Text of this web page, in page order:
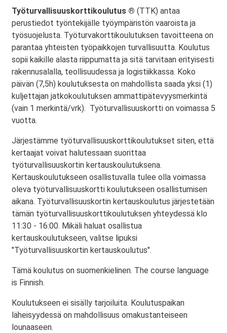
Työturvallisuuskorttikoulutus ® (TTK) antaa
perustiedot työntekijälle työympäristön vaaroista ja
työsuojelusta. Työturvakorttikoulutuksen tavoitteena on
parantaa yhteisten työpaikkojen turvallisuutta. Koulutus
sopii kaikille alasta riippumatta ja sitä tarvitaan erityisesti
rakennusalalla, teollisuudessa ja logistiikkassa. Koko
päivän (7,5h) koulutuksesta on mahdollista saada yksi (1)
kuljettajan jatkokoulutuksen ammattipätevyysmerkintä
(vain 1 merkintä/vrk). Työturvallisuuskortti on voimassa 5
vuotta.
Järjestämme työturvallisuuskorttikoulutukset siten, että
kertaajat voivat halutessaan suorittaa
työturvallisuuskortin kertauskoulutuksena.
Kertauskoulutukseen osallistuvalla tulee olla voimassa
oleva työturvallisuuskortti koulutukseen osallistumisen
aikana. Työturvallisuuskortin kertauskoulutus järjestetään
tämän työturvallisuuskorttikoulutuksen yhteydessä klo
11:30 - 16:00. Mikäli haluat osallistua
kertauskoulutukseen, valitse lipuksi
"Työturvallisuuskortin kertauskoulutus".
Tämä koulutus on suomenkielinen. The course language
is Finnish.
Koulutukseen ei sisälly tarjoiluita. Koulutuspaikan
läheisyydessä on mahdollisuus omakustanteiseen
lounaaseen.